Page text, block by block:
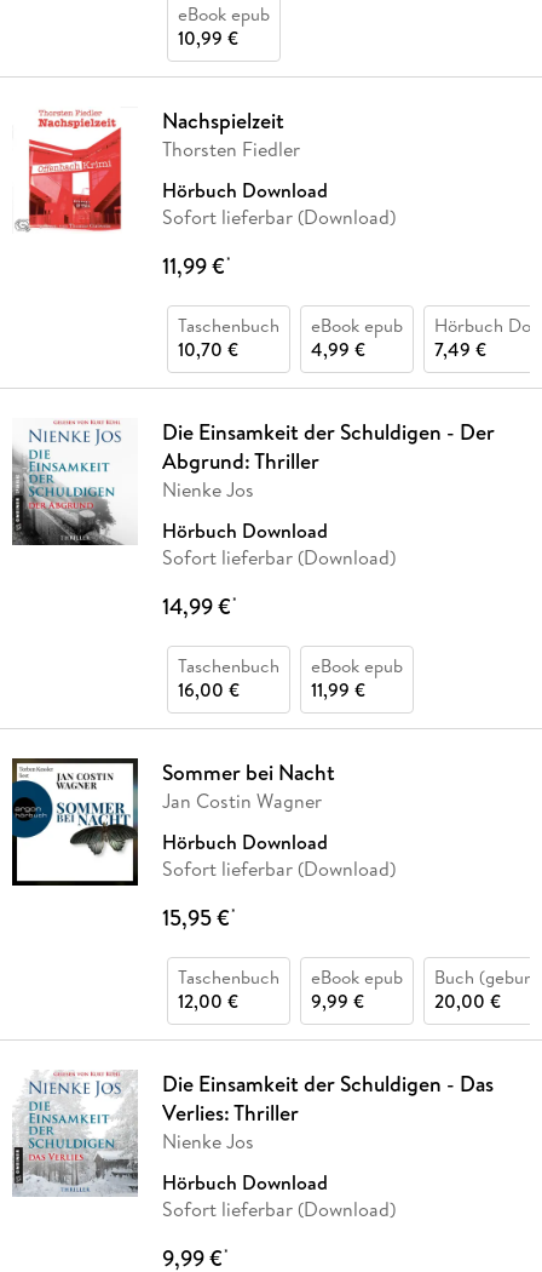
eBook epub
10,99 €
Nachspielzeit
Thorsten Fiedler
Hörbuch Download
Sofort lieferbar (Download)
11,99 €*
Taschenbuch
10,70 €
eBook epub
4,99 €
Hörbuch
7,49 €
Die Einsamkeit der Schuldigen - Der
Abgrund: Thriller
Nienke Jos
Hörbuch Download
Sofort lieferbar (Download)
14,99 €*
Taschenbuch
16,00 €
eBook epub
11,99 €
Sommer bei Nacht
Jan Costin Wagner
Hörbuch Download
Sofort lieferbar (Download)
15,95 €*
Taschenbuch
12,00 €
eBook epub
9,99 €
Buch
20,00 €
Die Einsamkeit der Schuldigen - Das
Verlies: Thriller
Nienke Jos
Hörbuch Download
Sofort lieferbar (Download)
9,99 €*